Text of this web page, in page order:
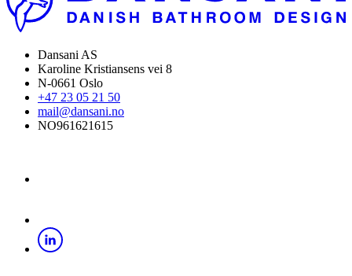
Dansani AS
Karoline Kristiansens vei 8
N-0661 Oslo
+47 23 05 21 50
mail@dansani.no
NO961621615